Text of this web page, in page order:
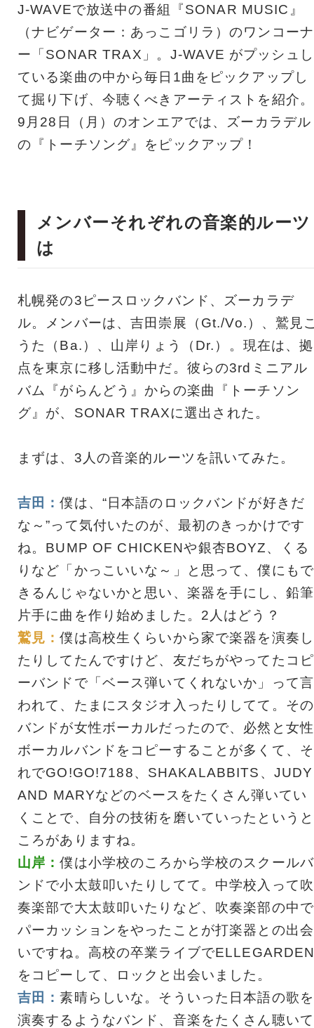
J-WAVEで放送中の番組『SONAR MUSIC』
（ナビゲーター：あっこゴリラ）のワンコーナ
ー「SONAR TRAX」。J-WAVE がプッシュし
ている楽曲の中から毎日1曲をピックアップし
て掘り下げ、今聴くべきアーティストを紹介。
9月28日（月）のオンエアでは、ズーカラデル
の『トーチソング』をピックアップ！
メンバーそれぞれの音楽的ルーツ
は
札幌発の3ピースロックバンド、ズーカラデ
ル。メンバーは、吉田崇展（Gt./Vo.）、鷲見
うた（Ba.）、山岸りょう（Dr.）。現在は、拠
点を東京に移し活動中だ。彼らの3rdミニアル
バム『がらんどう』からの楽曲『トーチソン
グ』が、SONAR TRAXに選出された。
まずは、3人の音楽的ルーツを訊いてみた。
吉田：僕は、“日本語のロックバンドが好きだ
な～”って気付いたのが、最初のきっかけです
ね。BUMP OF CHICKENや銀杏BOYZ、くる
りなど「かっこいいな～」と思って、僕にもで
きるんじゃないかと思い、楽器を手にし、鉛筆
片手に曲を作り始めました。2人はどう？
鷲見：僕は高校生くらいから家で楽器を演奏し
たりしてたんですけど、友だちがやってたコピ
ーバンドで「ベース弾いてくれないか」って言
われて、たまにスタジオ入ったりしてて。その
バンドが女性ボーカルだったので、必然と女性
ボーカルバンドをコピーすることが多くて、そ
れでGO!GO!7188、SHAKALABBITS、JUDY
AND MARYなどのベースをたくさん弾いてい
くことで、自分の技術を磨いていったというと
ころがありますね。
山岸：僕は小学校のころから学校のスクールバ
ンドで小太鼓叩いたりしてて。中学校入って吹
奏楽部で大太鼓叩いたりなど、吹奏楽部の中で
パーカッションをやったことが打楽器との出会
いですね。高校の卒業ライブで
をコピーして、ロックと出会いました。
吉田：素晴らしいな。そういった日本語の歌を
演奏するようなバンド、音楽をたくさん聴いて